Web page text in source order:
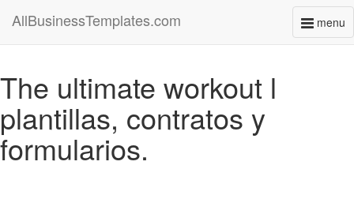
menu
AllBusinessTemplates.com
The ultimate workout l
plantillas, contratos y
formularios.